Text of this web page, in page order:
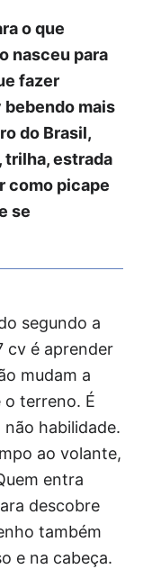
o que
nasceu para
fazer
mais
do Brasil,
trilha, estrada
como picape
se
segundo a
cv é aprender
mudam a
terreno. É
habilidade.
ao volante,
entra
descobre
também
e na cabeça.